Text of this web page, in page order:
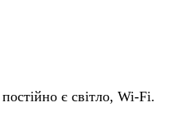
є світло, Wi-Fi.